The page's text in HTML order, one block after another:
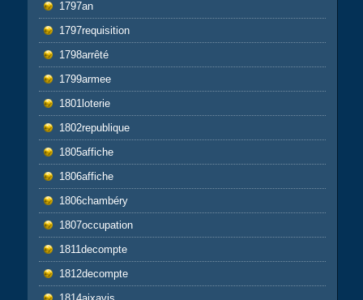
1797an
1797requisition
1798arrêté
1799armee
1801loterie
1802republique
1805affiche
1806affiche
1806chambéry
1807occupation
1811decompte
1812decompte
1814aixavis